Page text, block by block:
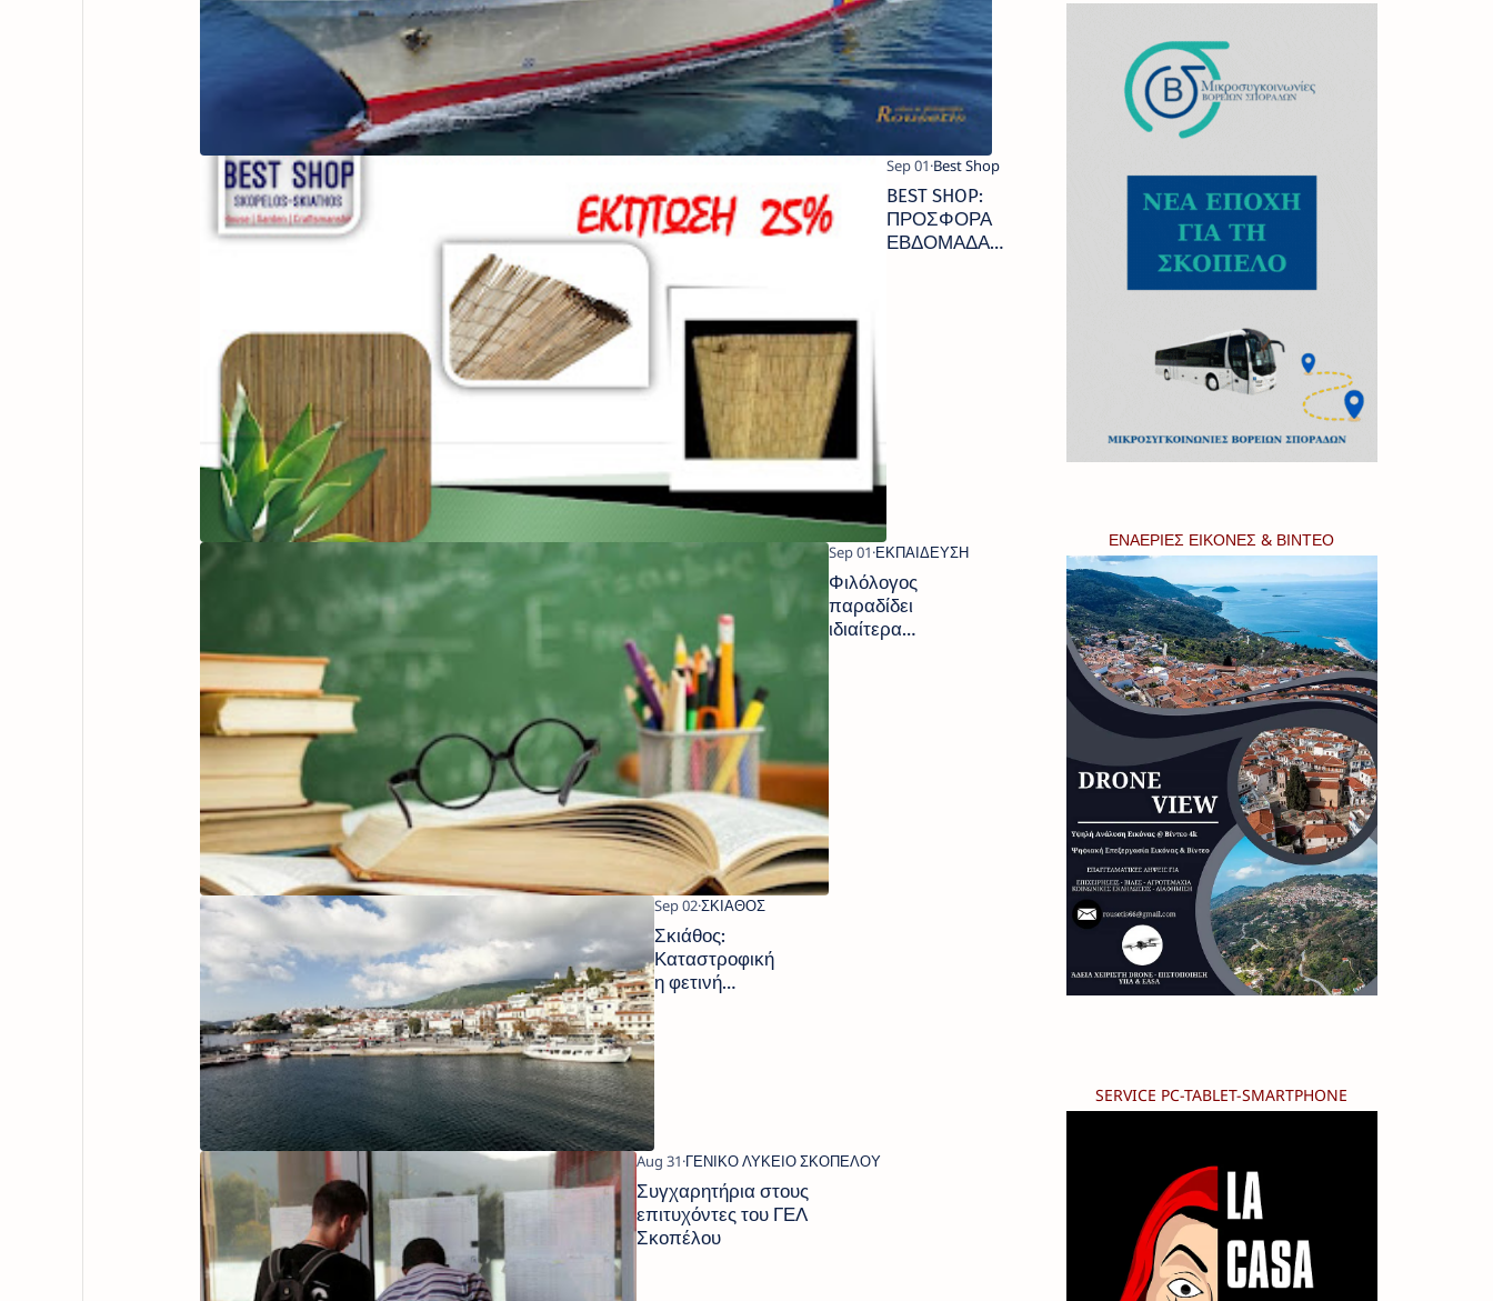
BEST SHOP:
ΠΡΟΣΦΟΡΑ
ΕΒΔΟΜΑΔΑΣ
Φιλόλογος
παραδίδει
ιδιαίτερα
παιδιά
Σκιάθος:
Καταστροφική
η φετινή
χρονιά στον
τουρισμό
Συγχαρητήρια στους
επιτυχόντες του ΓΕΛ
Σκοπέλου
ΕΝΑΕΡΙΕΣ ΕΙΚΟΝΕΣ & ΒΙΝΤΕΟ
SERVICE PC-TABLET-SMARTPHONE